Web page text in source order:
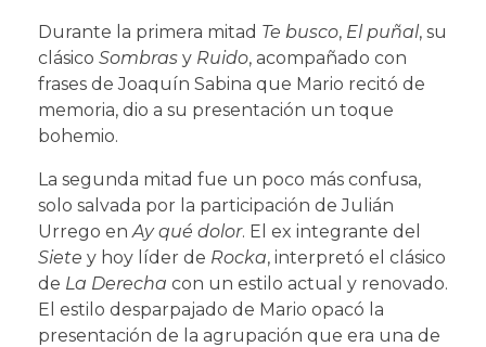
Durante la primera mitad Te busco, El puñal, su
clásico Sombras y Ruido, acompañado con
frases de Joaquín Sabina que Mario recitó de
memoria, dio a su presentación un toque
bohemio.
La segunda mitad fue un poco más confusa,
solo salvada por la participación de Julián
Urrego en Ay qué dolor. El ex integrante del
Siete y hoy líder de Rocka, interpretó el clásico
de La Derecha con un estilo actual y renovado.
El estilo desparpajado de Mario opacó la
presentación de la agrupación que era una de